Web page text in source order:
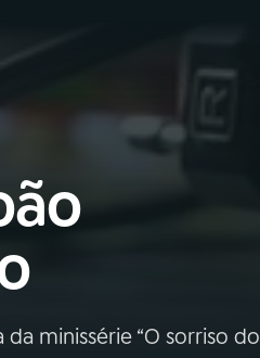
minissérie “O sorriso do